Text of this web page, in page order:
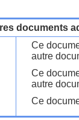
documents
Ce
autre
Ce
autre
Ce